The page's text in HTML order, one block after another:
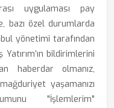
uygulaması pay
bazı özel durumlarda
yönetimi tarafından
bildirimlerini
haberdar olmanız,
yaşamanızı
"İşlemlerim"